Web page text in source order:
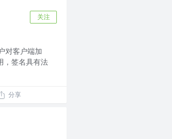
关注
对客户端加
，签名具有法
分享